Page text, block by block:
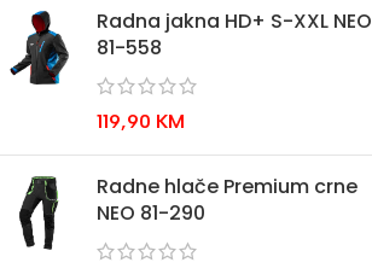
Radna jakna HD+ S-XXL NEO
81-558
119,90 KM
Radne hlače Premium crne
NEO 81-290